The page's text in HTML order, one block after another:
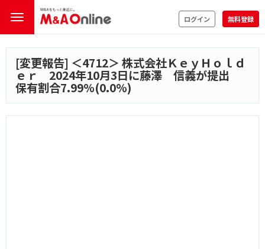
ログイン 無料登録
[変更報告] ＜4712＞ 株式会社ＫｅｙＨｏｌｄ
ｅｒ 2024年10月3日に藤澤 信義が提出
保有割合7.99%(0.0%)